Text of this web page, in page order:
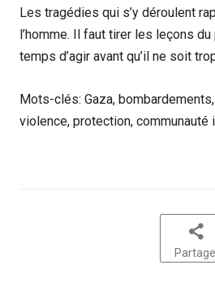
Les tragédies qui s’y déroulent
l’homme. Il faut tirer les leçons
temps d’agir avant qu’il ne soit
Mots-clés: Gaza,
violence, protection, communauté